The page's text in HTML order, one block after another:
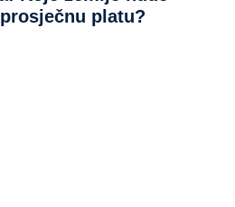
platu?